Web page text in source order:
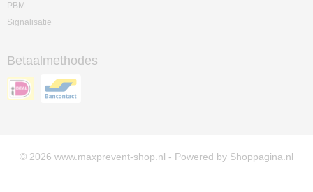
PBM
Signalisatie
Betaalmethodes
© 2026 www.maxprevent-shop.nl - Powered by Shoppagina.nl